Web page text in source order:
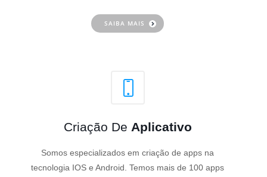
SAIBA MAIS
Criação De Aplicativo
Somos especializados em criação de apps na
tecnologia IOS e Android. Temos mais de 100 apps